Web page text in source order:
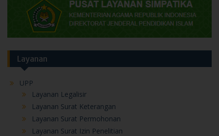
Layanan
UPP
Layanan Legalisir
Layanan Surat Keterangan
Layanan Surat Permohonan
Layanan Surat Izin Penelitian